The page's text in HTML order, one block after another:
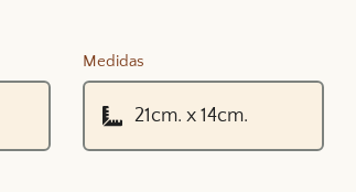
Medidas